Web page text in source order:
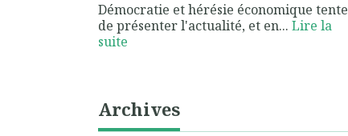
Démocratie et hérésie économique tente
de présenter l'actualité, et en... Lire la
suite
Archives